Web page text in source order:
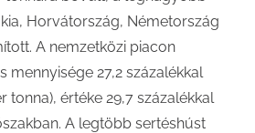
Horvátország, Németország
A nemzetközi piacon
mennyisége 27,2 százalékkal
tonna), értéke 29,7 százalékkal
A legtöbb sertéshúst